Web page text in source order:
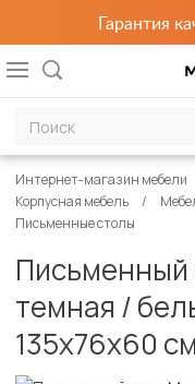
Гарантия
Интернет-магазин мебели
Корпусная мебель
Письменные столы
Письменный
темная /
135х76х60